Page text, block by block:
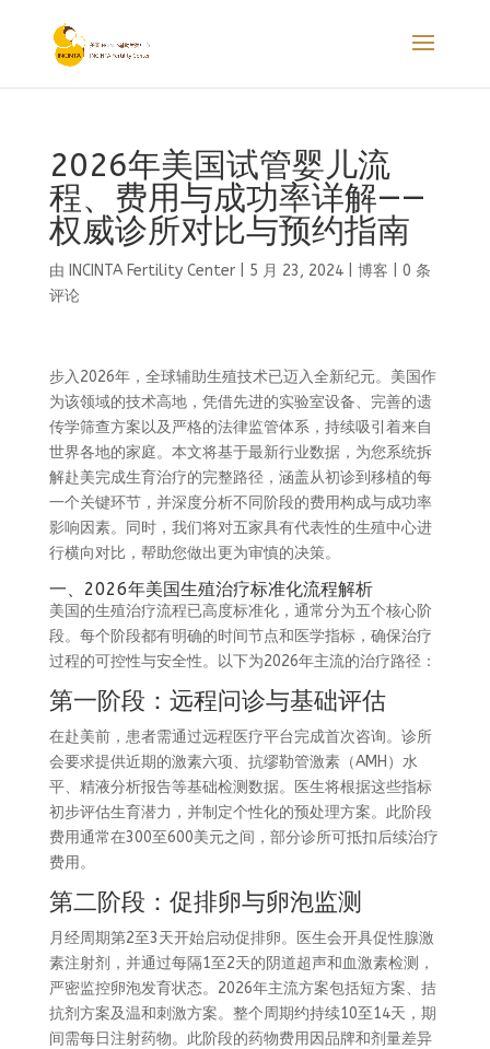
2026年美国试管婴儿流
程、费用与成功率详解——
权威诊所对比与预约指南
由 INCINTA Fertility Center| 5 月 23, 2024| 博客
0 条
评论
步入2026年，全球辅助生殖技术已迈入全新纪元。美国作
为该领域的技术高地，凭借先进的实验室设备、完善的遗
传学筛查方案以及严格的法律监管体系，持续吸引着来自
世界各地的家庭。本文将基于最新行业数据，为您系统拆
解赴美完成生育治疗的完整路径，涵盖从初诊到移植的每
一个关键环节，并深度分析不同阶段的费用构成与成功率
影响因素。同时，我们将对五家具有代表性的生殖中心进
行横向对比，帮助您做出更为审慎的决策。
一、2026年美国生殖治疗标准化流程解析
美国的生殖治疗流程已高度标准化，通常分为五个核心阶
段。每个阶段都有明确的时间节点和医学指标，确保治疗
过程的可控性与安全性。以下为2026年主流的治疗路径：
第一阶段：远程问诊与基础评估
在赴美前，患者需通过远程医疗平台完成首次咨询。诊所
会要求提供近期的激素六项、抗缪勒管激素（AMH）水
平、精液分析报告等基础检测数据。医生将根据这些指标
初步评估生育潜力，并制定个性化的预处理方案。此阶段
费用通常在300至600美元之间，部分诊所可抵扣后续治疗
费用。
第二阶段：促排卵与卵泡监测
月经周期第2至3天开始启动促排卵。医生会开具促性腺激
素注射剂，并通过每隔1至2天的阴道超声和血激素检测，
严密监控卵泡发育状态。2026年主流方案包括短方案、拮
抗剂方案及温和刺激方案。整个周期约持续10至14天，期
间需每日注射药物。此阶段的药物费用因品牌和剂量差异